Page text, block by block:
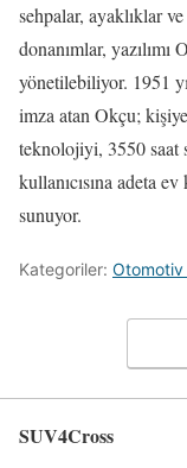
sehpalar, ayaklıklar
donanımlar, yazılımı
yönetilebiliyor. 1951
imza atan Okçu;
teknolojiyi, 3550 saat
kullanıcısına adeta
sunuyor.
Kategoriler: Otomotiv
SUV4Cross